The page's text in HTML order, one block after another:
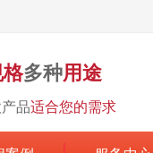
多种用途
品适合您的需求